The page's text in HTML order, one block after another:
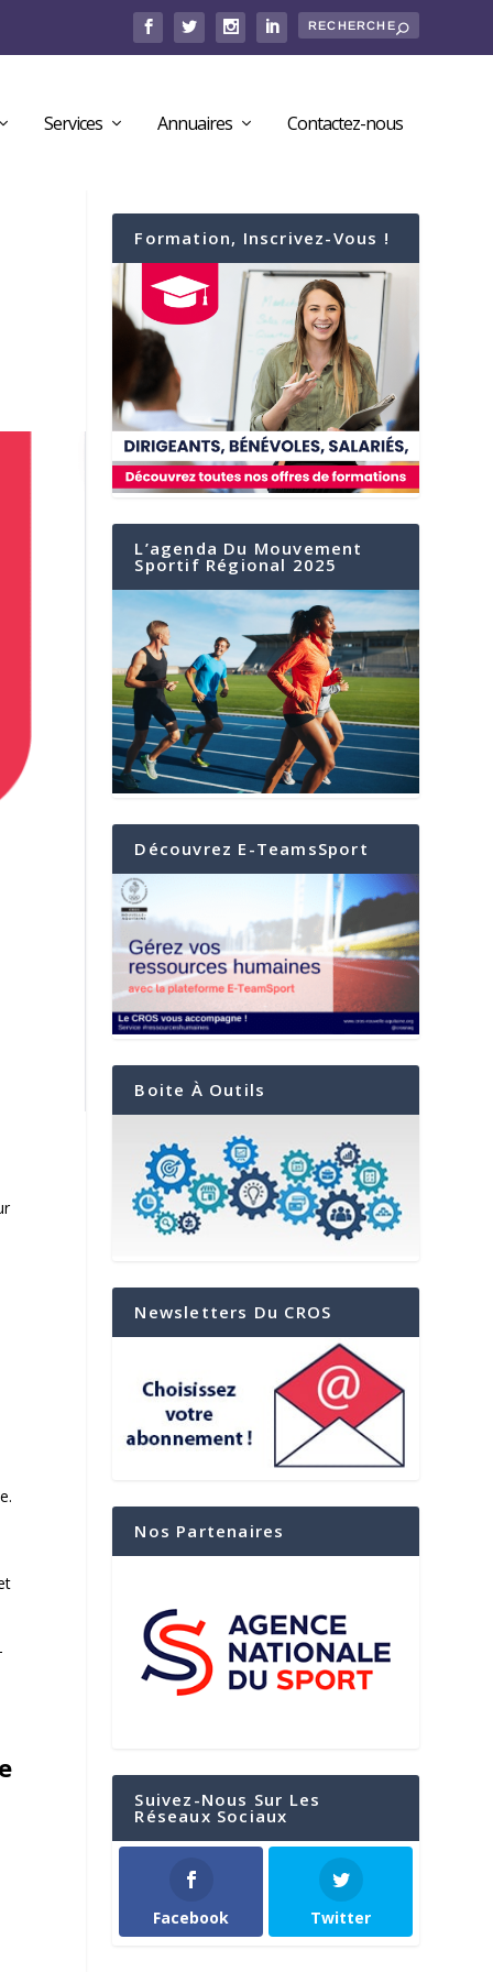
Services Annuaires Contactez-nous
.
Formation, Inscrivez-Vous !
L’agenda Du Mouvement
Sportif Régional 2025
Découvrez E-TeamsSport
Boite À Outils
Newsletters Du CROS
Nos Partenaires
Suivez-Nous Sur Les
Réseaux Sociaux
Facebook Twitter